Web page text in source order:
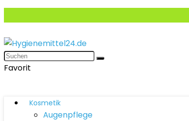
Favorit
Kosmetik
Augenpflege